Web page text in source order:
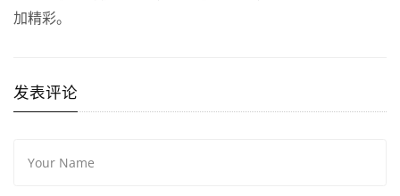
加精彩。
发表评论